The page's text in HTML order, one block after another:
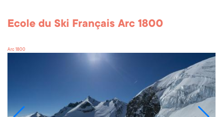
Ecole du Ski Français Arc 1800
Arc 1800